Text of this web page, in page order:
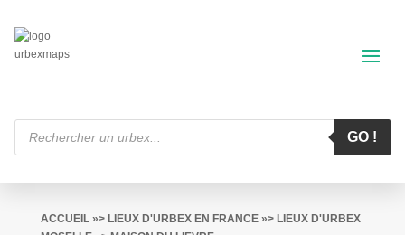
Recherche
produits
GO !
ACCUEIL»> LIEUX D'URBEX EN FRANCE»> LIEUX D'URBEX